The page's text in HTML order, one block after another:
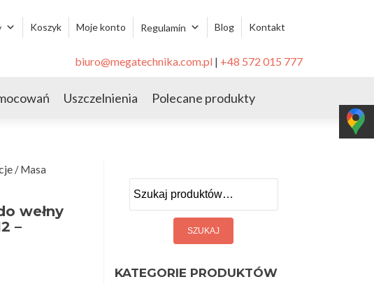
Koszyk Moje konto Regulamin Blog Kontakt
biuro@megatechnika.com.pl | +48 572 015 777
Uszczelnienia Polecane produkty
/ Masa
wełny
–
KATEGORIE PRODUKTÓW